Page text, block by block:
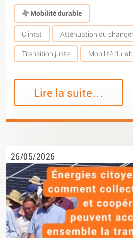
Mobilité durable
Climat Atténuation du
Transition juste Mobilité
Lire la suite…
26/05/2026